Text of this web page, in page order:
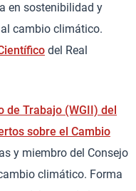
en sostenibilidad y
cambio climático.
del Real
de Trabajo (WGII) del
sobre el Cambio
y miembro del Consejo
climático. Forma